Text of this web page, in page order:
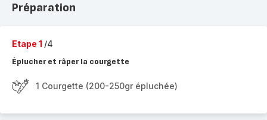
Préparation
Etape 1 /4
Éplucher et râper la courgette
1 Courgette (200-250gr épluchée)